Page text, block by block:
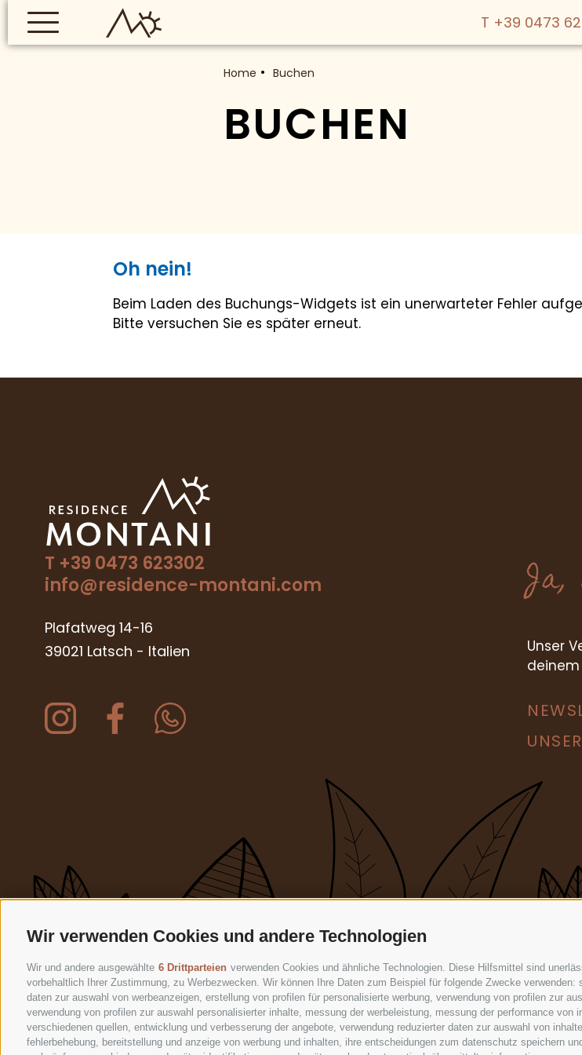
Wir verwenden Cookies und andere Technologien
Wir und andere ausgewählte 6 Drittparteien verwenden Cookies und ähnliche Technologien. Diese Hilfsmittel sind
vorbehaltlich Ihrer Zustimmung, zu Werbezwecken. Wir können Ihre Daten zum Beispiel für folgende Zwecke
daten zur auswahl von werbeanzeigen, erstellung von profilen für personalisierte werbung, verwendung von profilen zur
verwendung von profilen zur auswahl personalisierter inhalte, messung der werbeleistung, messung der performance
verschiedenen quellen, entwicklung und verbesserung der angebote, verwendung reduzierter daten zur auswahl von
fehlerbehebung, bereitstellung und anzeige von werbung und inhalten, ihre entscheidungen zum datenschutz speichern
T +39 0473
PREIS BERECHNEN
Home Buchen
BUCHEN
Oh nein!
Beim Laden des Buchungs-Widgets ist ein unerwarteter Fehler
Bitte versuchen Sie es später erneut.
T +39 0473 623302
info@residence-montani.com
Plafatweg 14-16
39021 Latsch - Italien
Unser
deinem